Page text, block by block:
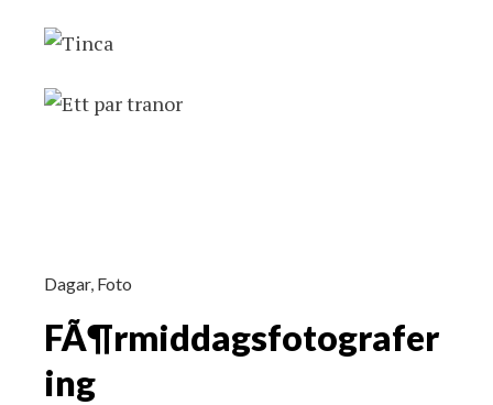
Dagar, Foto
FÃ¶rmiddagsfotografer
ing